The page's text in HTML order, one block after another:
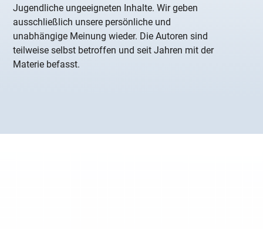
Jugendliche ungeeigneten Inhalte. Wir geben
ausschließlich unsere persönliche und
unabhängige Meinung wieder. Die Autoren sind
teilweise selbst betroffen und seit Jahren mit der
Materie befasst.